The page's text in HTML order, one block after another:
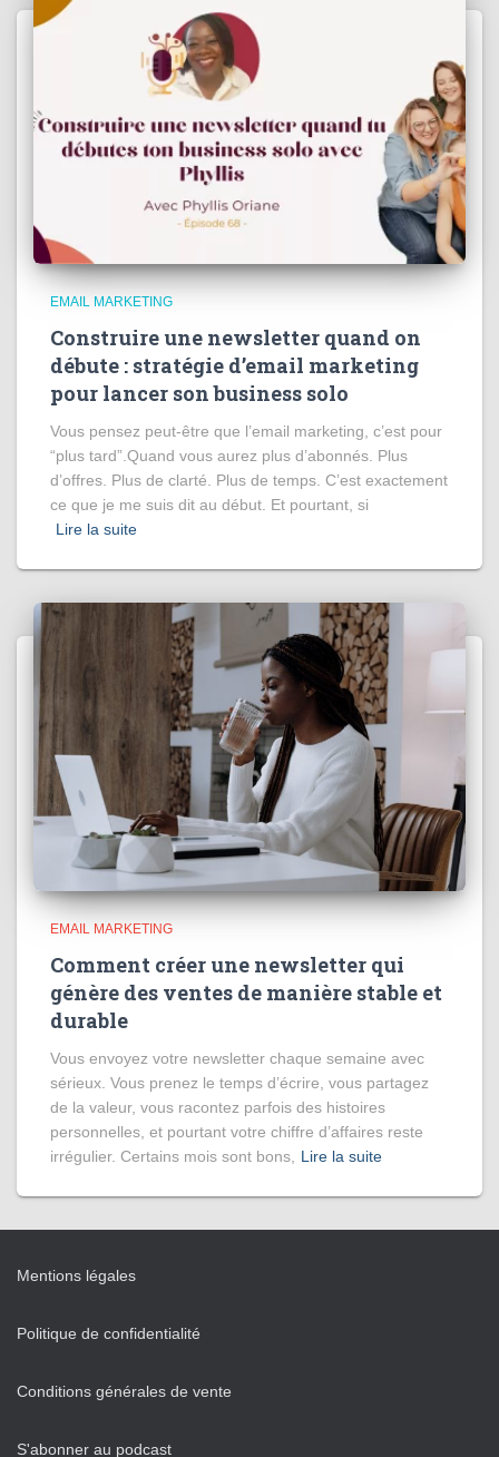
EMAIL MARKETING
Construire une newsletter quand on
débute : stratégie d’email marketing
pour lancer son business solo
Vous pensez peut-être que l’email marketing, c’est pour
“plus tard”.Quand vous aurez plus d’abonnés. Plus
d’offres. Plus de clarté. Plus de temps. C’est exactement
ce que je me suis dit au début. Et pourtant, si
Lire la suite
EMAIL MARKETING
Comment créer une newsletter qui
génère des ventes de manière stable et
durable
Vous envoyez votre newsletter chaque semaine avec
sérieux. Vous prenez le temps d’écrire, vous partagez
de la valeur, vous racontez parfois des histoires
personnelles, et pourtant votre chiffre d’affaires reste
irrégulier. Certains mois sont bons,
Lire la suite
Mentions légales
Politique de confidentialité
Conditions générales de vente
S'abonner au podcast